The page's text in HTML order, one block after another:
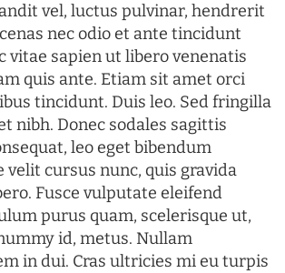
vel, luctus pulvinar, hendrerit
nec odio et ante tincidunt
vitae sapien ut libero venenatis
quis ante. Etiam sit amet orci
tincidunt. Duis leo. Sed fringilla
nibh. Donec sodales sagittis
leo eget bibendum
velit cursus nunc, quis gravida
Fusce vulputate eleifend
purus quam, scelerisque ut,
id, metus. Nullam
in dui. Cras ultricies mi eu turpis